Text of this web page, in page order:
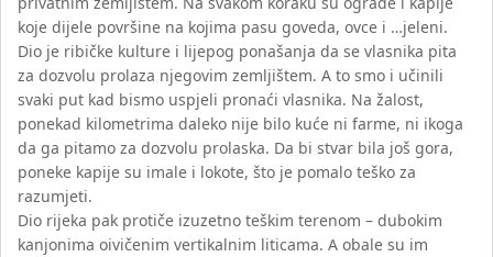
koje dijele površine na kojima pasu goveda, ovce i …jeleni.
Dio je ribičke kulture i lijepog ponašanja da se vlasnika pita
za dozvolu prolaza njegovim zemljištem. A to smo i učinili
svaki put kad bismo uspjeli pronaći vlasnika. Na žalost,
ponekad kilometrima daleko nije bilo kuće ni farme, ni ikoga
da ga pitamo za dozvolu prolaska. Da bi stvar bila još gora,
poneke kapije su imale i lokote, što je pomalo teško za
razumjeti.
Dio rijeka pak protiče izuzetno teškim terenom – dubokim
kanjonima oivičenim vertikalnim liticama. A obale su im